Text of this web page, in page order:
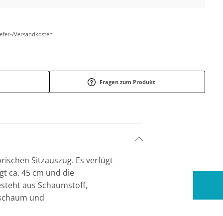
Versandkosten
Fragen zum Produkt
Sitzauszug. Es verfügt
ca. 45 cm und die
aus Schaumstoff,
und